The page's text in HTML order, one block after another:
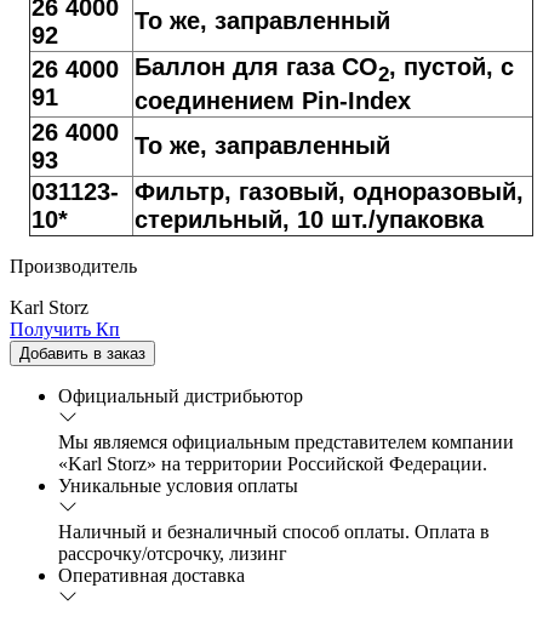
26 4000
92
То же, заправленный
26 4000
91
Баллон для газа CO2, пустой, с
соединением Pin-Index
26 4000
93
То же, заправленный
031123-
10*
Фильтр, газовый, одноразовый,
стерильный, 10 шт./упаковка
Производитель
Karl Storz
Получить Кп
Добавить в заказ
Официальный дистрибьютор
Мы являемся официальным представителем компании
«Karl Storz» на территории Российской Федерации.
Уникальные условия оплаты
Наличный и безналичный способ оплаты. Оплата в
рассрочку/отсрочку, лизинг
Оперативная доставка